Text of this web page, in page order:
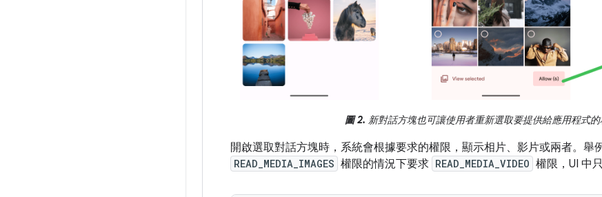
圖 2. 新對話方塊也可讓使用者重新選取要提供給應用程式的
開啟選取對話方塊時，系統會根據要求的權限，顯示相片、影片或兩者。舉
READ_MEDIA_IMAGES 權限的情況下要求 READ_MEDIA_VIDEO 權限，UI 中